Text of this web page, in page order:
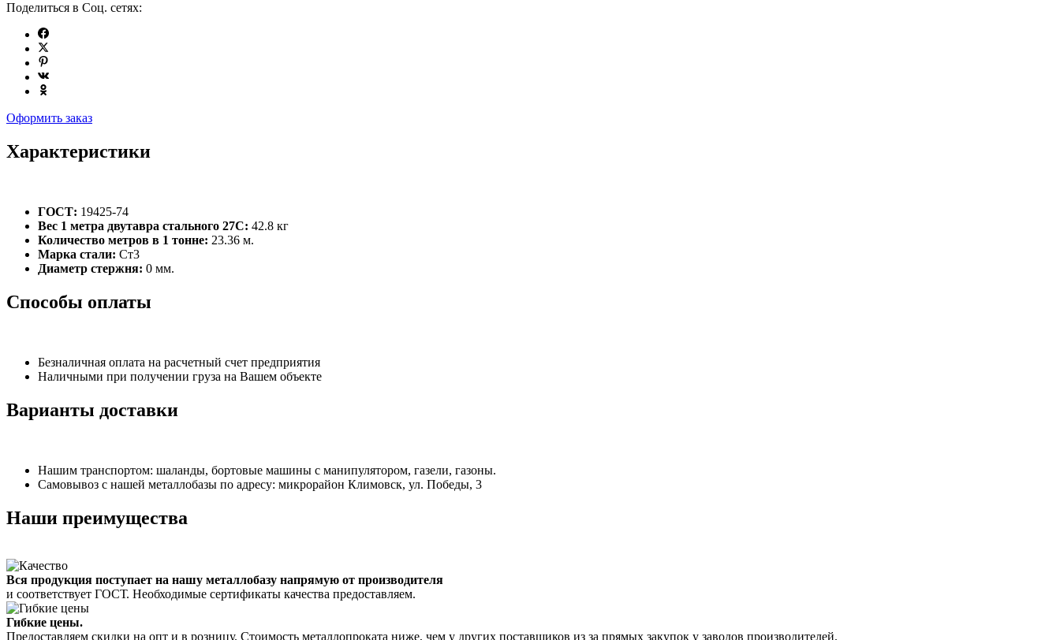
Поделиться в Соц. сетях:
Оформить заказ
Характеристики
ГОСТ: 19425-74
Вес 1 метра двутавра стального 27С: 42.8 кг
Количество метров в 1 тонне: 23.36 м.
Марка стали: Ст3
Диаметр стержня: 0 мм.
Способы оплаты
Безналичная оплата на расчетный счет предприятия
Наличными при получении груза на Вашем объекте
Варианты доставки
Нашим транспортом: шаланды, бортовые машины с манипулятором, газели, газоны.
Самовывоз с нашей металлобазы по адресу: микрорайон Климовск, ул. Победы, 3
Наши преимущества
Вся продукция поступает на нашу металлобазу напрямую от производителя
и соответствует ГОСТ. Необходимые сертификаты качества предоставляем.
Гибкие цены.
Предоставляем скидки на опт и в розницу. Стоимость металлопроката ниже, чем у других поставщиков из за прямых закупок у заводов производителей.